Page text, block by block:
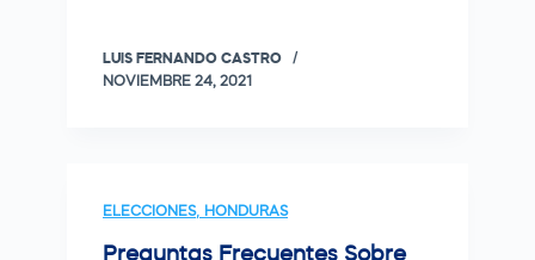
LUIS FERNANDO CASTRO
NOVIEMBRE 24, 2021
ELECCIONES, HONDURAS
Preguntas Frecuentes Sobre